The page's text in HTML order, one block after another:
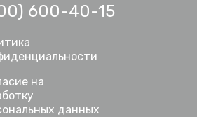
600-40-15
на
данных